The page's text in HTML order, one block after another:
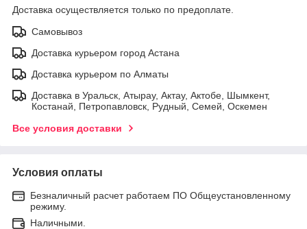
Доставка осуществляется только по предоплате.
Самовывоз
Доставка курьером город Астана
Доставка курьером по Алматы
Доставка в Уральск, Атырау, Актау, Актобе, Шымкент,
Костанай, Петропавловск, Рудный, Семей, Оскемен
Все условия доставки
Условия оплаты
Безналичный расчет работаем ПО Общеустановленному
режиму.
Наличными.